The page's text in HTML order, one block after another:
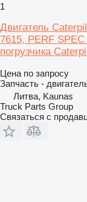
1
Двигатель
7615, PERF
погрузчика
Цена по запросу
Запчасть -
Литва, Kaunas
Truck Parts Group
Связаться с